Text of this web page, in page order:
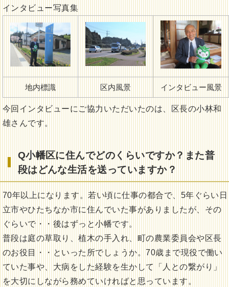
インタビュー写真集
地内標識 区内風景 インタビュー風景
今回インタビューにご協力いただいたのは、区長の小林和
雄さんです。
Q小幡区に住んでどのくらいですか？また普
段はどんな生活を送っていますか？
70年以上になります。若い頃に仕事の都合で、5年ぐらい日
立市やひたちなか市に住んでいた事がありましたが、その
ぐらいで・・後はずっと小幡です。
普段は庭の草取り、植木の手入れ、町の農業委員会や区長
のお役目・・といった所でしょうか。70歳まで現役で働い
ていた事や、大病をした経験を生かして「人との繋がり」
を大切にしながら務めていければと思っています。